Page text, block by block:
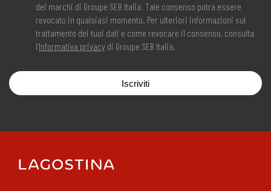
dei marchi di Groupe SEB Italia. Tale consenso potrà essere
revocato in qualsiasi momento. Per ulteriori informazioni sul
trattamento dei tuoi dati e come revocare il consenso, consulta
l’Informativa privacy di Groupe SEB Italia.
Iscriviti